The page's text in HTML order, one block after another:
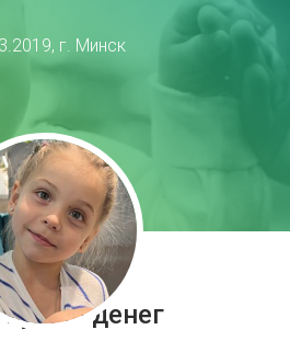
г. Минск
нужно денег